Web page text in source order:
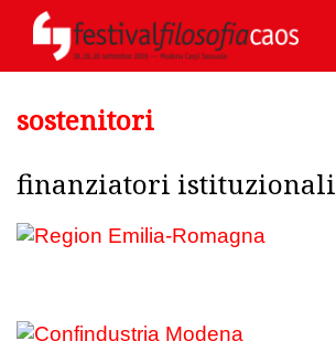
sostenitori
finanziatori istituzionali